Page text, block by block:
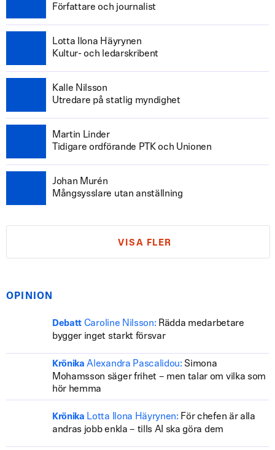
Författare och journalist
Lotta Ilona Häyrynen
Kultur- och ledarskribent
Kalle Nilsson
Utredare på statlig myndighet
Martin Linder
Tidigare ordförande PTK och Unionen
Johan Murén
Mångsysslare utan anställning
VISA FLER
OPINION
Debatt Caroline Nilsson: Rädda medarbetare
bygger inget starkt försvar
Krönika Alexandra Pascalidou: Simona
Mohamsson säger frihet – men talar om vilka som
hör hemma
Krönika Lotta Ilona Häyrynen: För chefen är alla
andras jobb enkla – tills AI ska göra dem